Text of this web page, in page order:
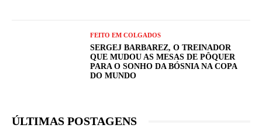
FEITO EM COLGADOS
SERGEJ BARBAREZ, O TREINADOR
QUE MUDOU AS MESAS DE PÔQUER
PARA O SONHO DA BÓSNIA NA COPA
DO MUNDO
ÚLTIMAS POSTAGENS